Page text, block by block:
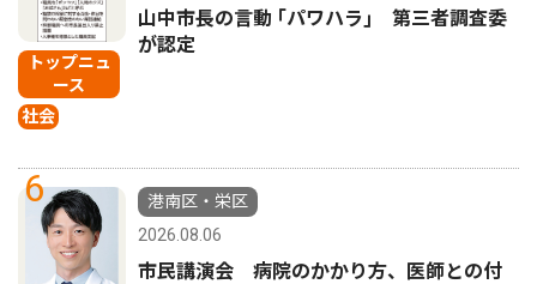
トップニュ
ース
社会
山中市長の言動 ｢パワハラ｣ 第三者調査委
が認定
6
港南区・栄区
2026.08.06
市民講演会 病院のかかり方、医師との付